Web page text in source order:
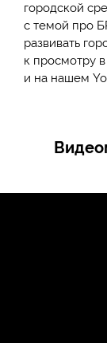
городской
с темой про
развивать
к просмотру
и на нашем